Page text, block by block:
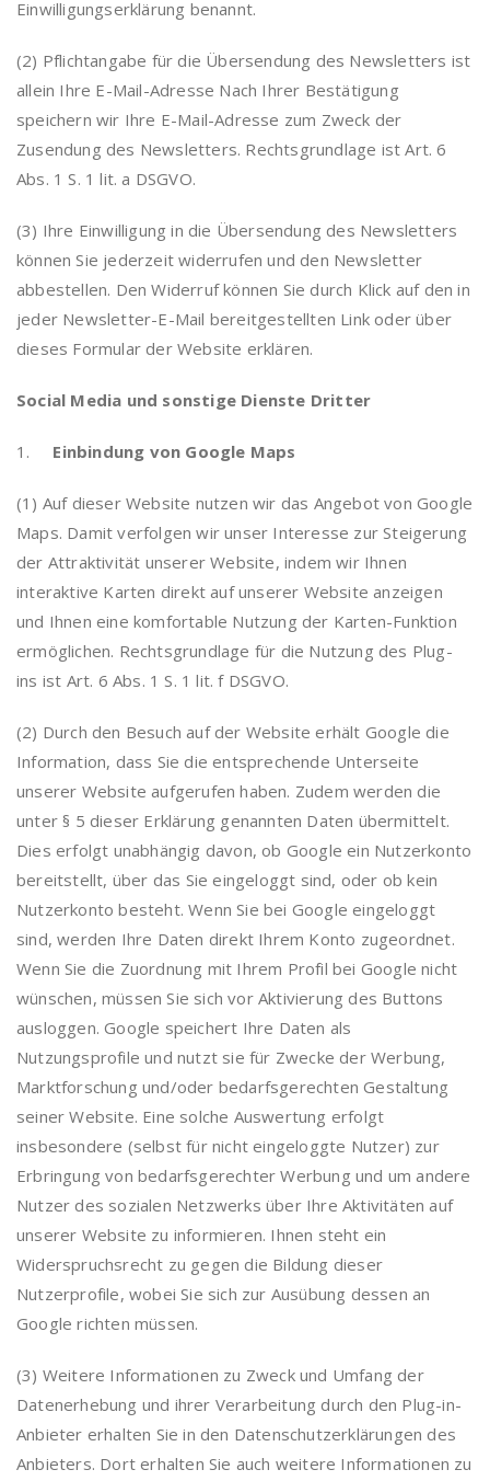
Einwilligungserklärung benannt.
(2) Pflichtangabe für die Übersendung des Newsletters ist
allein Ihre E-Mail-Adresse Nach Ihrer Bestätigung
speichern wir Ihre E-Mail-Adresse zum Zweck der
Zusendung des Newsletters. Rechtsgrundlage ist Art. 6
Abs. 1 S. 1 lit. a DSGVO.
(3) Ihre Einwilligung in die Übersendung des Newsletters
können Sie jederzeit widerrufen und den Newsletter
abbestellen. Den Widerruf können Sie durch Klick auf den in
jeder Newsletter-E-Mail bereitgestellten Link oder über
dieses Formular der Website erklären.
Social Media und sonstige Dienste Dritter
1. Einbindung von Google Maps
(1) Auf dieser Website nutzen wir das Angebot von Google
Maps. Damit verfolgen wir unser Interesse zur Steigerung
der Attraktivität unserer Website, indem wir Ihnen
interaktive Karten direkt auf unserer Website anzeigen
und Ihnen eine komfortable Nutzung der Karten-Funktion
ermöglichen. Rechtsgrundlage für die Nutzung des Plug-
ins ist Art. 6 Abs. 1 S. 1 lit. f DSGVO.
(2) Durch den Besuch auf der Website erhält Google die
Information, dass Sie die entsprechende Unterseite
unserer Website aufgerufen haben. Zudem werden die
unter § 5 dieser Erklärung genannten Daten übermittelt.
Dies erfolgt unabhängig davon, ob Google ein Nutzerkonto
bereitstellt, über das Sie eingeloggt sind, oder ob kein
Nutzerkonto besteht. Wenn Sie bei Google eingeloggt
sind, werden Ihre Daten direkt Ihrem Konto zugeordnet.
Wenn Sie die Zuordnung mit Ihrem Profil bei Google nicht
wünschen, müssen Sie sich vor Aktivierung des Buttons
ausloggen. Google speichert Ihre Daten als
Nutzungsprofile und nutzt sie für Zwecke der Werbung,
Marktforschung und/oder bedarfsgerechten Gestaltung
seiner Website. Eine solche Auswertung erfolgt
insbesondere (selbst für nicht eingeloggte Nutzer) zur
Erbringung von bedarfsgerechter Werbung und um andere
Nutzer des sozialen Netzwerks über Ihre Aktivitäten auf
unserer Website zu informieren. Ihnen steht ein
Widerspruchsrecht zu gegen die Bildung dieser
Nutzerprofile, wobei Sie sich zur Ausübung dessen an
Google richten müssen.
(3) Weitere Informationen zu Zweck und Umfang der
Datenerhebung und ihrer Verarbeitung durch den Plug-in-
Anbieter erhalten Sie in den Datenschutzerklärungen des
Anbieters. Dort erhalten Sie auch weitere Informationen zu